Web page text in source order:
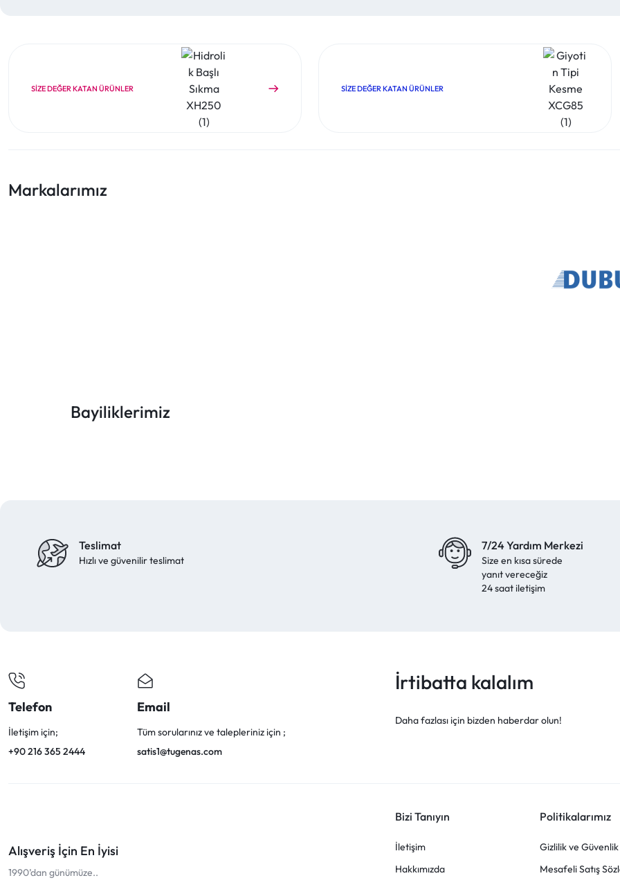
SIZE DEĞER KATAN ÜRÜNLER SIZE DEĞER KATAN ÜRÜNLER
Markalarımız
Bayiliklerimiz
Teslimat
Hızlı ve güvenilir teslimat
7/24 Yardım Merkezi
Size en kısa sürede
yanıt vereceğiz
24 saat iletişim
Telefon
İletişim için;
+90 216 365 2444
Email
Tüm sorularınız ve talepleriniz için ;
satis1@tugenas.com
İrtibatta kalalım
Daha fazlası için bizden haberdar olun!
Alışveriş İçin En İyisi
1990’dan günümüze..
Bizi Tanıyın
İletişim
Hakkımızda
Politikalarımız
Gizlilik ve Güvenlik
Mesafeli Satış